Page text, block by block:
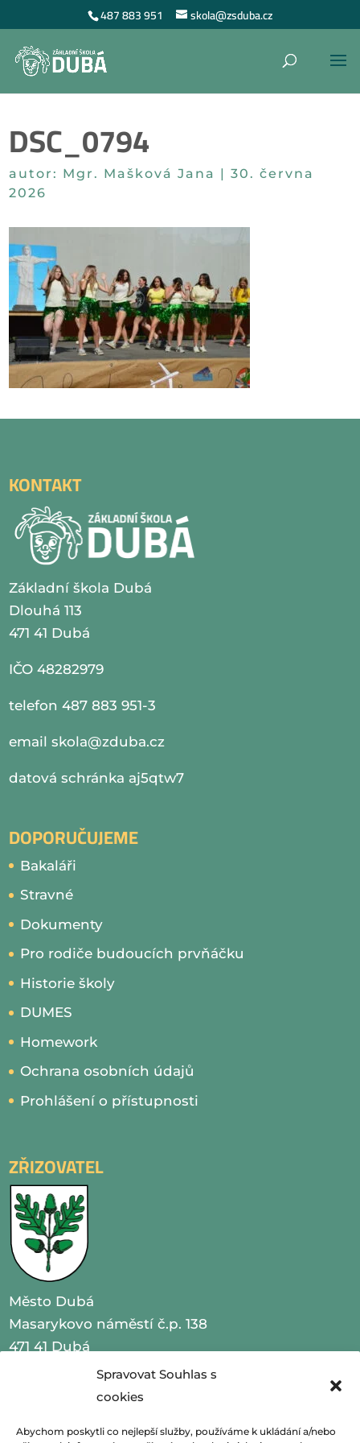
Spravovat Souhlas s
cookies
Abychom poskytli co nejlepší služby, používáme k ukládání a/nebo
487 883 951 skola@zsduba.cz
DSC_0794
autor: Mgr. Mašková Jana |30. června
2026
KONTAKT
Základní škola Dubá
Dlouhá 113
471 41 Dubá
IČO 48282979
telefon 487 883 951-3
emailskola@zduba.cz
datová schránka aj5qtw7
DOPORUČUJEME
Bakaláři
Stravné
Dokumenty
Pro rodiče budoucích prvňáčku
Historie školy
DUMES
Homework
Ochrana osobních údajů
Prohlášení o přístupnosti
ZŘIZOVATEL
Město Dubá
Masarykovo náměstí č.p. 138
471 41 Dubá
IČO 00260479